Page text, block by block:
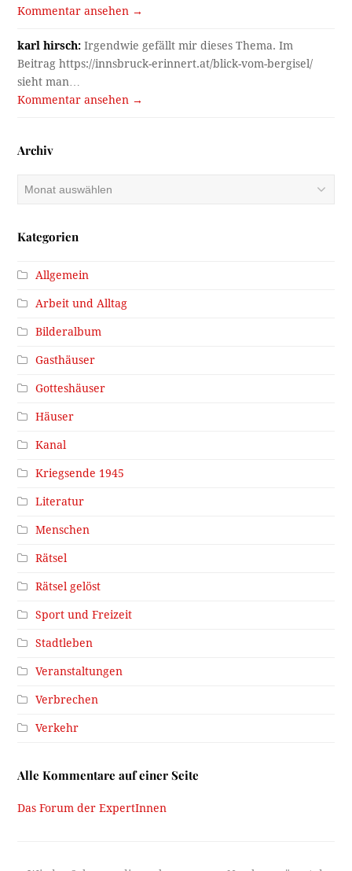
Kommentar ansehen →
karl hirsch: Irgendwie gefällt mir dieses Thema. Im
Beitrag https://innsbruck-erinnert.at/blick-vom-bergisel/
sieht man…
Kommentar ansehen →
Archiv
Kategorien
Allgemein
Arbeit und Alltag
Bilderalbum
Gasthäuser
Gotteshäuser
Häuser
Kanal
Kriegsende 1945
Literatur
Menschen
Rätsel
Rätsel gelöst
Sport und Freizeit
Stadtleben
Veranstaltungen
Verbrechen
Verkehr
Alle Kommentare auf einer Seite
Das Forum der ExpertInnen